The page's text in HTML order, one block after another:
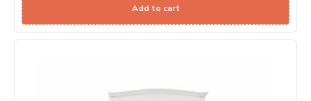
Add to cart